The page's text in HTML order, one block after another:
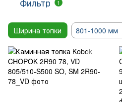
1
Ширина топки 801-1000 мм